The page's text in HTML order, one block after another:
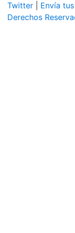
Twitter
Envía
Derechos